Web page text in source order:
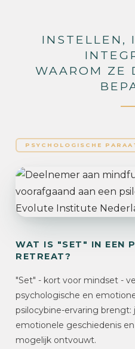
INSTELLEN,
WAAROM ZE
PSYCHOLOGISCHE
WAT IS "SET" IN EEN
RETREAT?
"Set" - kort voor mindset -
psychologische en
psilocybine-ervaring
emotionele geschiedenis
mogelijk ontvouwt.